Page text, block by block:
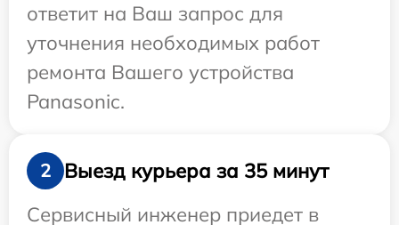
ответит на Ваш запрос для
уточнения необходимых работ
ремонта Вашего устройства
Panasonic.
2
Выезд курьера за 35 минут
Сервисный инженер приедет в